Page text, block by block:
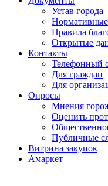
Устав города
Правила
Открытые
Контакты
Телефонный
Для граждан
Для
Опросы
Мнения
Оценить
Публичные
Витрина закупок
Амаркет